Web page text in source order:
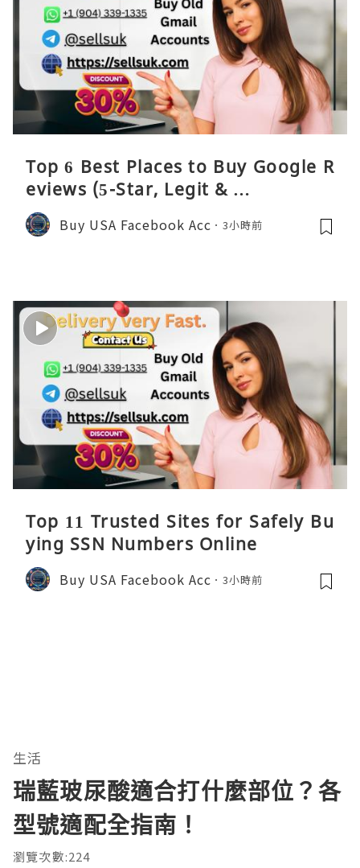
Top 6 Best Places to Buy Google R
eviews (5-Star, Legit & …
Buy USA Facebook Acc 3小時前
Top 11 Trusted Sites for Safely Bu
ying SSN Numbers Online
Buy USA Facebook Acc 3小時前
生活
瑞藍玻尿酸適合打什麼部位？各
型號適配全指南！
瀏覽次數:224